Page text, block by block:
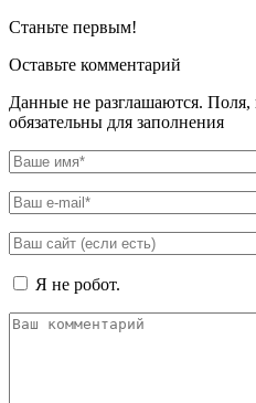
Станьте первым!
Оставьте комментарий
Данные не разглашаются. Поля,
обязательны для заполнения
Я не робот.